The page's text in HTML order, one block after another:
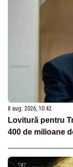
8 aug. 2026, 10:42
Lovitură pentru
400 de milioane